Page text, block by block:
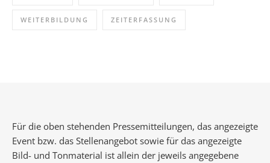
WEITERBILDUNG ZEITERFASSUNG
Für die oben stehenden Pressemitteilungen, das angezeigte
Event bzw. das Stellenangebot sowie für das angezeigte
Bild- und Tonmaterial ist allein der jeweils angegebene